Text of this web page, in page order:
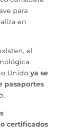
para
en
el
Unidoya se
pasaportes
.
certificados